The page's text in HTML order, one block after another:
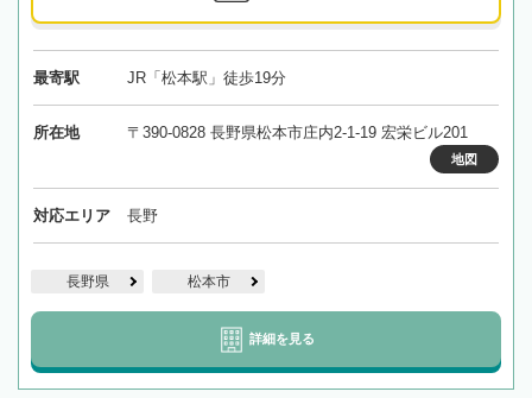
最寄駅 JR「松本駅」徒歩19分
所在地 〒390-0828 長野県松本市庄内2-1-19 宏栄ビル201
地図
対応エリア 長野
長野県 松本市
詳細を見る